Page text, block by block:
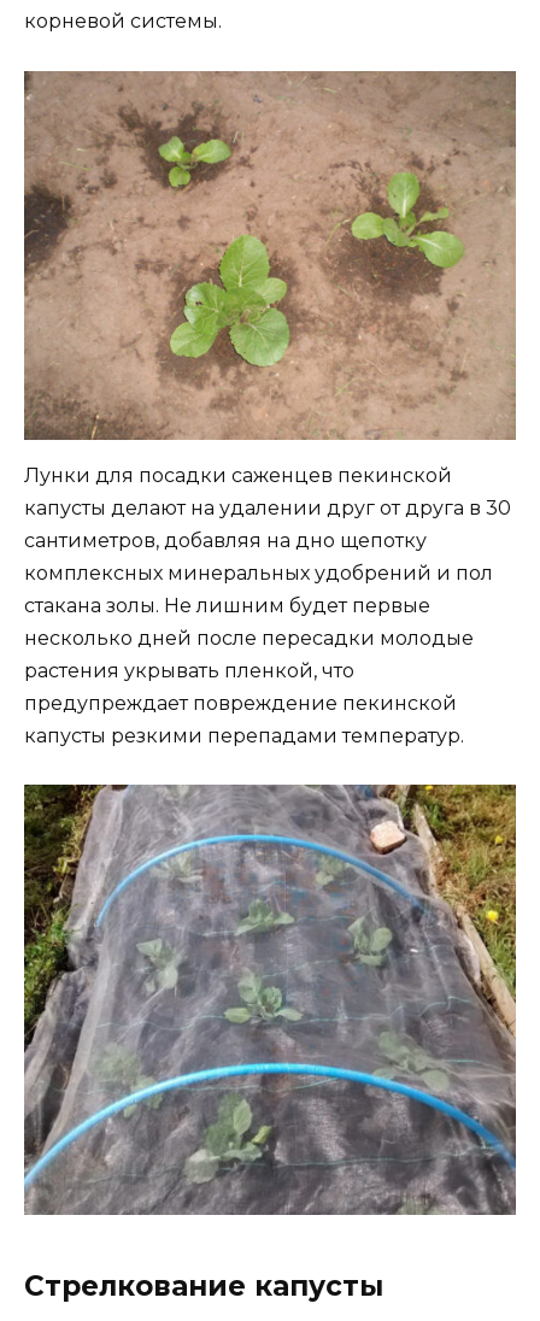
корневой системы.
Лунки для посадки саженцев пекинской
капусты делают на удалении друг от друга в 30
сантиметров, добавляя на дно щепотку
комплексных минеральных удобрений и пол
стакана золы. Не лишним будет первые
несколько дней после пересадки молодые
растения укрывать пленкой, что
предупреждает повреждение пекинской
капусты резкими перепадами температур.
Стрелкование капусты